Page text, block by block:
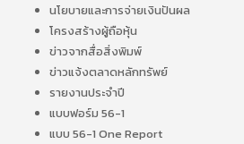
นโยบายและการจ่ายเงินปันผล
โครงสร้างผู้ถือหุ้น
ข่าวจากสื่อสิ่งพิมพ์
ข่าวแจ้งตลาดหลักทรัพย์
รายงานประจำปี
แบบฟอร์ม 56-1
แบบ 56-1 One Report